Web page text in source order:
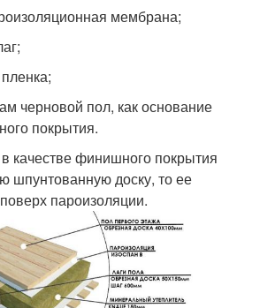
мембрана;
черновой пол, как основание
покрытия.
качестве финишного покрытия
шпунтованную доску, то ее
пароизоляции.